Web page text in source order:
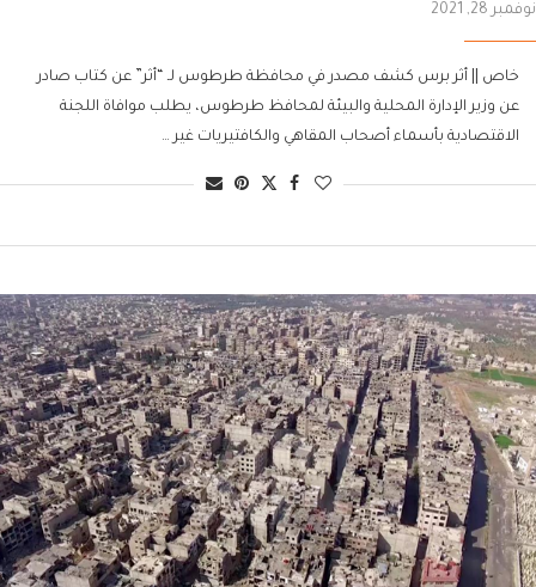
نوفمبر 28, 2021
خاص || أثر برس كشف مصدر في محافظة طرطوس لـ “أثر” عن كتاب صادر
عن وزير الإدارة المحلية والبيئة لمحافظ طرطوس، يطلب موافاة اللجنة
الاقتصادية بأسماء أصحاب المقاهي والكافتيريات غير …